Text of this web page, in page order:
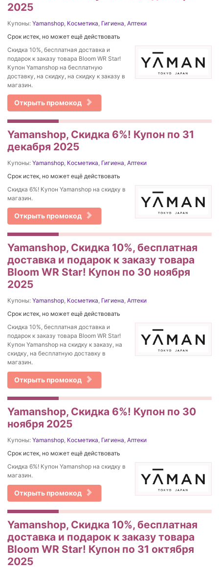
2025
Купоны: Yamanshop, Косметика, Гигиена, Аптеки
Срок истек, но может ещё действовать
Скидка 10%, бесплатная доставка и
подарок к заказу товара Bloom WR Star!
Купон Yamanshop на бесплатную
доставку, на скидку, на скидку к заказу в
магазин.
Открыть промокод
Yamanshop, Скидка 6%! Купон по 31
декабря 2025
Купоны: Yamanshop, Косметика, Гигиена, Аптеки
Срок истек, но может ещё действовать
Скидка 6%! Купон Yamanshop на скидку в
магазин.
Открыть промокод
Yamanshop, Скидка 10%, бесплатная
доставка и подарок к заказу товара
Bloom WR Star! Купон по 30 ноября
2025
Купоны: Yamanshop, Косметика, Гигиена, Аптеки
Срок истек, но может ещё действовать
Скидка 10%, бесплатная доставка и
подарок к заказу товара Bloom WR Star!
Купон Yamanshop на скидку к заказу, на
скидку, на бесплатную доставку в
магазин.
Открыть промокод
Yamanshop, Скидка 6%! Купон по 30
ноября 2025
Купоны: Yamanshop, Косметика, Гигиена, Аптеки
Срок истек, но может ещё действовать
Скидка 6%! Купон Yamanshop на скидку в
магазин.
Открыть промокод
Yamanshop, Скидка 10%, бесплатная
доставка и подарок к заказу товара
Bloom WR Star! Купон по 31 октября
2025